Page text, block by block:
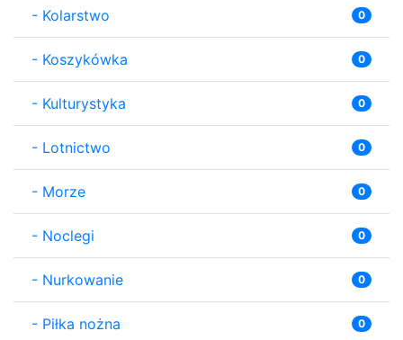
- Kolarstwo 0
- Koszykówka 0
- Kulturystyka 0
- Lotnictwo 0
- Morze 0
- Noclegi 0
- Nurkowanie 0
- Piłka nożna 0